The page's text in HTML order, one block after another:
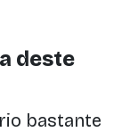
deste
bastante